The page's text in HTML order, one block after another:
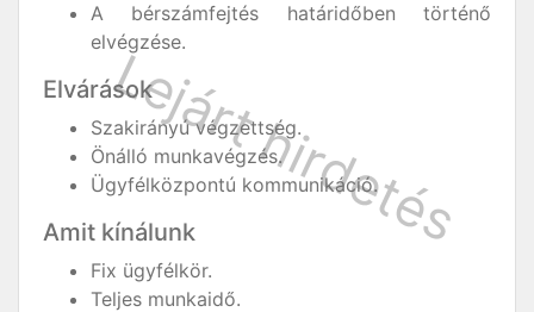
A bérszámfejtés határidőben történő
elvégzése.
Elvárások
Szakirányú végzettség.
Önálló munkavégzés.
Ügyfélközpontú kommunikáció.
Amit kínálunk
Fix ügyfélkör.
Teljes munkaidő.